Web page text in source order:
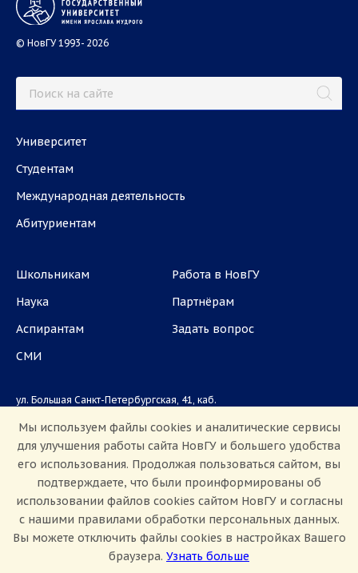
© НовГУ 1993- 2026
Университет
Студентам
Международная деятельность
Абитуриентам
Школьникам
Наука
Аспирантам
СМИ
Работа в НовГУ
Партнёрам
Задать вопрос
ул. Большая Санкт-Петербургская, 41, каб.
Приемная комиссия: +7(8162)33-20-44
Мы используем файлы cookies и аналитические сервисы
для улучшения работы сайта НовГУ и большего удобства
его использования. Продолжая пользоваться сайтом, вы
подтверждаете, что были проинформированы об
использовании файлов cookies сайтом НовГУ и согласны
с нашими правилами обработки персональных данных.
Вы можете отключить файлы cookies в настройках Вашего
браузера. Узнать больше